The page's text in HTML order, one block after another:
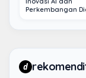
Perkembangan
d